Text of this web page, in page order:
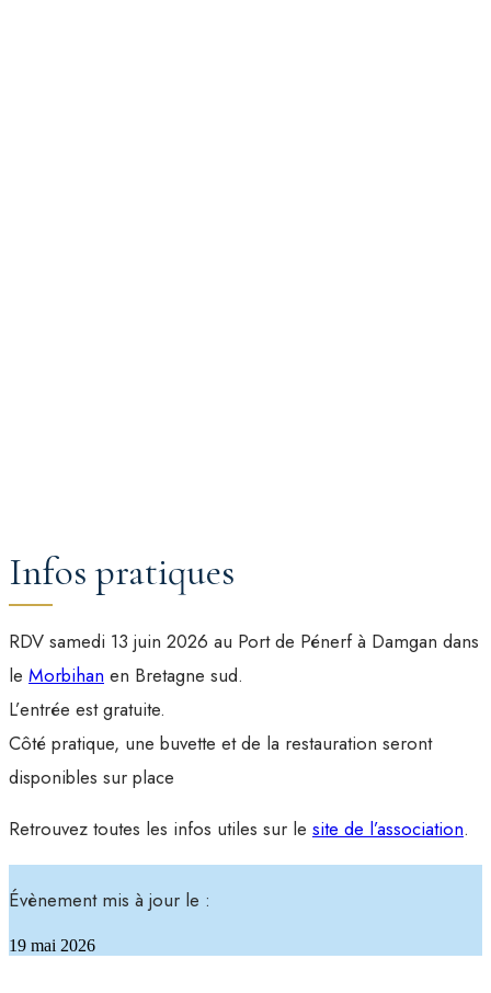
Infos pratiques
RDV samedi 13 juin 2026 au Port de Pénerf à Damgan dans
le Morbihan en Bretagne sud.
L’entrée est gratuite.
Côté pratique, une buvette et de la restauration seront
disponibles sur place
Retrouvez toutes les infos utiles sur le site de l’association.
Évènement mis à jour le :
19 mai 2026